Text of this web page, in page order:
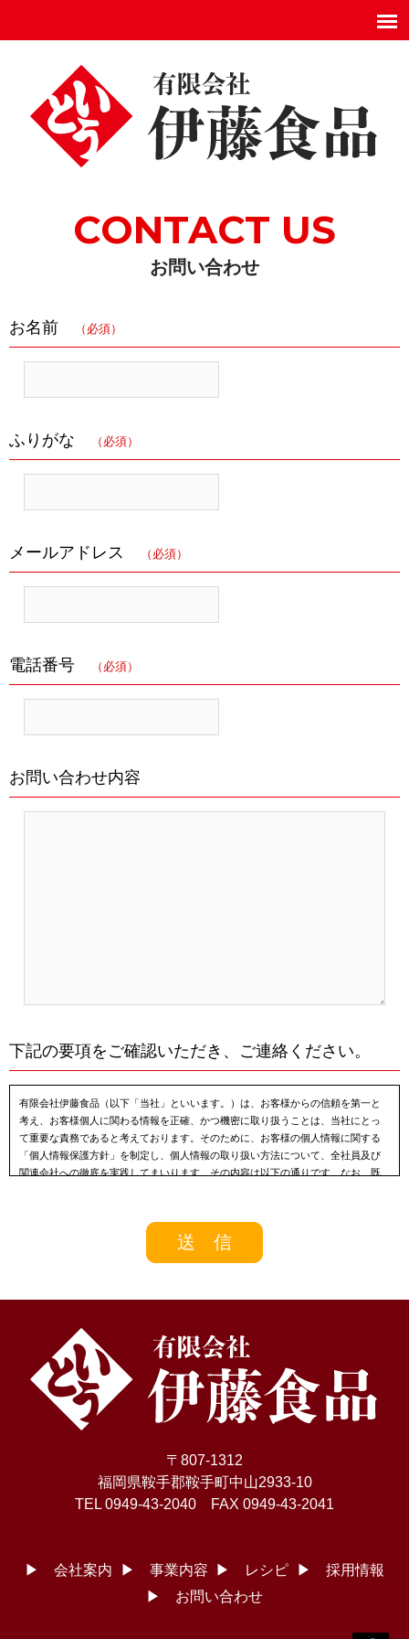
CONTACT US
お問い合わせ
お名前 （必須）
ふりがな （必須）
メールアドレス （必須）
電話番号 （必須）
お問い合わせ内容
下記の要項をご確認いただき、ご連絡ください。
有限会社伊藤食品（以下「当社」といいます。）は、お客様からの信頼を第一と
考え、お客様個人に関わる情報を正確、かつ機密に取り扱うことは、当社にとっ
て重要な責務であると考えております。そのために、お客様の個人情報に関する
「個人情報保護方針」を制定し、個人情報の取り扱い方法について、全社員及び
関連会社への徹底を実践してまいります。その内容は以下の通りです。なお、既
集致します。 （2）個人情報の利用および共同利用 当社がお預かりした個人情報
は、個人情報を頂いた方に承諾を得た範囲内で、また収集目的に沿った範囲内で
利用致します。利用目的については、以下の「利用目的の範囲」の内、当社の正
当な事業の範囲内でその目的の達成に必要な事項を利用目的と致します。
●利用目的の範囲について
当社が取り扱う商品及びサービスに関するご案内をする場合
お客様からのお問い合せまたはご依頼等への対応をさせて頂く場合
●上記目的以外の利用について
す。
（3）個人情報の第三者提供
当社は、お客様の同意なしに第三者へお客様の個人情報の提供は行いません。但
〒807-1312
福岡県鞍手郡鞍手町中山2933-10
TEL 0949-43-2040 FAX 0949-43-2041
▶ 会社案内 ▶ 事業内容 ▶ レシピ
▶ 採用情報
▶ お問い合わせ